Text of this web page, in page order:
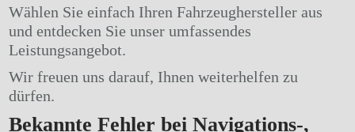
Wählen Sie einfach Ihren Fahrzeughersteller aus
und entdecken Sie unser umfassendes
Leistungsangebot.
Wir freuen uns darauf, Ihnen weiterhelfen zu
dürfen.
Bekannte Fehler bei Navigations-,